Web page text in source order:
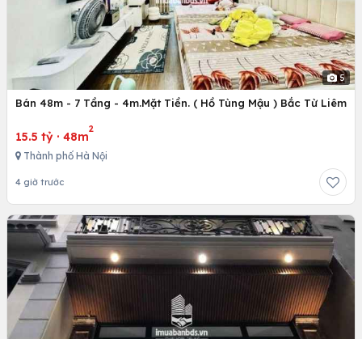
5
Bán 48m - 7 Tầng - 4m.Mặt Tiền. ( Hồ Tùng Mậu ) Bắc Từ Liêm
15.5 tỷ · 48m
2
Thành phố Hà Nội
4 giờ trước